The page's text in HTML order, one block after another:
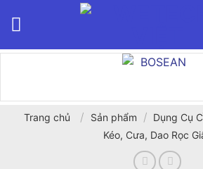
Trang chủ / Sản phẩm / Dụng Cụ
Kéo, Cưa, Dao Rọc